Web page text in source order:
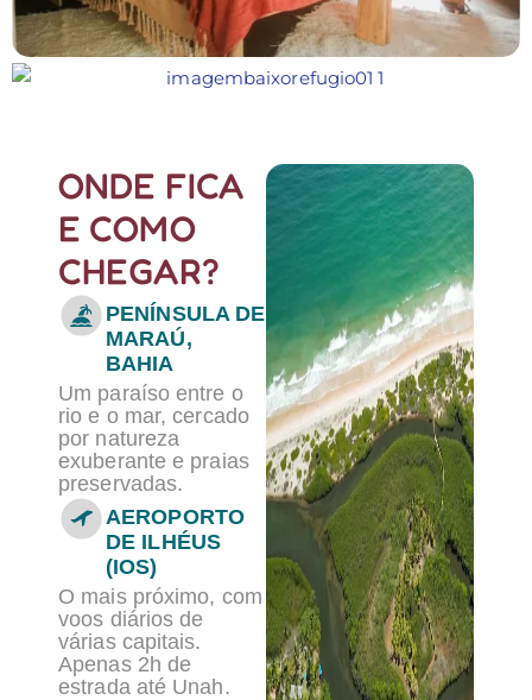
ONDE FICA
E COMO
CHEGAR?
PENÍNSULA DE
MARAÚ,
BAHIA
Um paraíso entre o
rio e o mar, cercado
por natureza
exuberante e praias
preservadas.
AEROPORTO
DE ILHÉUS
(IOS)
O mais próximo, com
voos diários de
várias capitais.
Apenas 2h de
estrada até Unah.